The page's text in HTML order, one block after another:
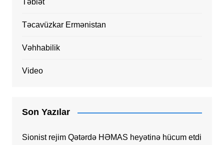
Təbiət
Təcavüzkar Ermənistan
Vəhhabilik
Video
Son Yazılar
Sionist rejim Qətərdə HƏMAS heyətinə hücum etdi